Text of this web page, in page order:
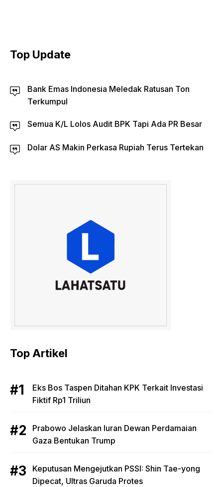
Top Update
Bank Emas Indonesia Meledak Ratusan Ton
Terkumpul
Semua K/L Lolos Audit BPK Tapi Ada PR Besar
Dolar AS Makin Perkasa Rupiah Terus Tertekan
Top Artikel
Eks Bos Taspen Ditahan KPK Terkait Investasi
Fiktif Rp1 Triliun
Prabowo Jelaskan Iuran Dewan Perdamaian
Gaza Bentukan Trump
Keputusan Mengejutkan PSSI: Shin Tae-yong
Dipecat, Ultras Garuda Protes